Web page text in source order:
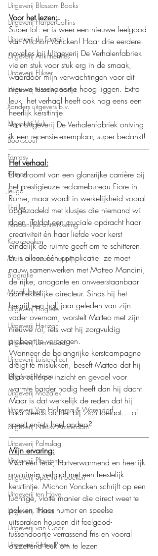
Uitgeverij Blossom Books
Uitgeverij HarperCollins
Uitgeverij de Fontein
Uitgeverij Ankhhermes
Uitgeverij Elikser
Uitgeverij Hamley Books
Xanders uitgevers b.v.
Uitgeverij Volt
Bookscout
Fantasy
Roman
Jeugd
Thriller
Persoonlijke ontwikkeling
Kookboeken
Mens en maatschappij
Biografie
Mindfulness
Uitgeverij Hogrefe
Uitgeverij Horizon
Uitgeverij Lemniscaat
Uitgeverij Luistereffect
Uitgeverij Moon
Uitgeverij Mozaïek
Uitgeverij Van Holkema & Warendorf
Uitgeverij Nieuw Amsterdam
Uitgeverij Palmslag
Uitgeverij Ploegsma
Uitgeverij Spectrum boeken
Uitgeverij ten Have
Uitgeverij Thema
Uitgeverij van Goor
Uitgeverij Sisters Press
Voor het lezen:
Super tof: er is weer een nieuwe feelgood
van Michon Voncken! Haar drie eerdere
novelles bij Uitgeverij De Verhalenfabriek
vielen stuk voor stuk erg in de smaak,
waardoor mijn verwachtingen voor dit
nieuwe tussendoortje hoog liggen. Extra
leuk: het verhaal heeft ook nog eens een
heerlijk kersttintje.
Van Uitgeverij De Verhalenfabriek ontving
ik een recensie-exemplaar, super bedankt!
Het verhaal:
Ella droomt van een glansrijke carrière bij
het prestigieuze reclamebureau Fiore in
Rome, maar wordt in werkelijkheid vooral
opgezadeld met klusjes die niemand wil
doen. Totdat een cruciale opdracht haar
creativiteit én haar liefde voor kerst
eindelijk de ruimte geeft om te schitteren.
Er is alleen één complicatie: ze moet
nauw samenwerken met Matteo Mancini,
de rijke, arrogante en onweerstaanbaar
aantrekkelijke directeur. Sinds hij het
bedrijf een half jaar geleden van zijn
vader overnam, worstelt Matteo met zijn
nieuwe rol, iets wat hij zorgvuldig
probeert te verbergen.
Wanneer de belangrijke kerstcampagne
dreigt te mislukken, beseft Matteo dat hij
Ella’s scherpe inzicht en gevoel voor
warmte harder nodig heeft dan hij dacht.
Maar is dat werkelijk de reden dat hij
haar steeds dichter bij zich toelaat… of
speelt er iets heel anders?
Mijn ervaring:
Wat een leuk, hartverwarmend en heerlijk
onstuimig verhaal met een feestelijk
kersttintje. Michon Voncken schrijft op een
luchtige, vlotte manier die direct weet te
pakken. Haar humor en speelse
uitspraken houden dit feelgood-
tussendoortje verrassend fris en vooral
ontzettend leuk om te lezen.